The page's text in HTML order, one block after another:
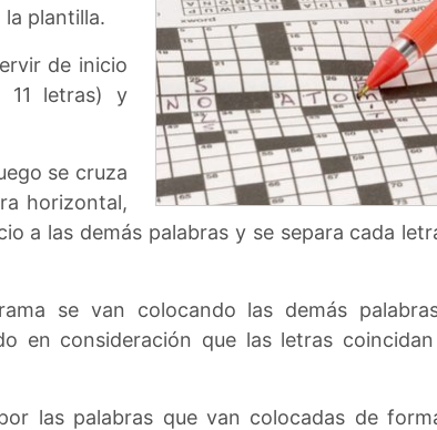
plantilla.
de inicio
11 letras) y
se cruza
horizontal,
a las demás palabras y se separa cada
se van colocando las demás
en consideración que las letras
las palabras que van colocadas de